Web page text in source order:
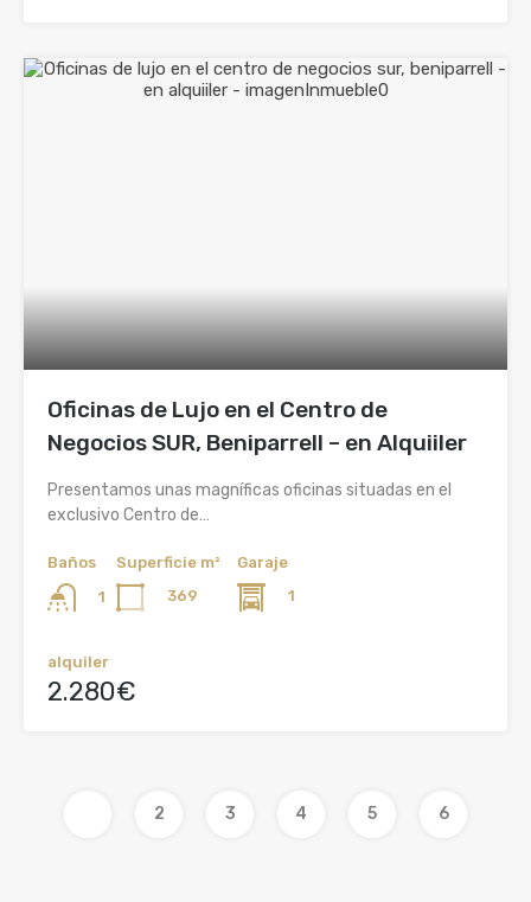
Oficinas de Lujo en el Centro de
Negocios SUR, Beniparrell – en Alquiiler
Presentamos unas magníficas oficinas situadas en el
exclusivo Centro de…
Baños
1
Superficie m²
369
Garaje
1
alquiler
2.280€
2 3 4 5 6